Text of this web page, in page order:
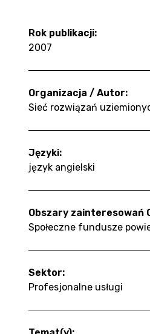
Rok publikacji:
2007
Organizacja / Autor:
Sieć rozwiązań
Języki:
język angielski
Obszary zainteresowań
Społeczne fundusze
Sektor:
Profesjonalne usługi